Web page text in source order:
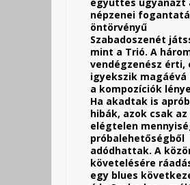
népzenei
öntörvényű
Szabadoszenét
mint a Trió. A
vendégzenész érti,
igyekszik magáévá
a kompozíciók
Ha akadtak is
hibák, azok csak az
elégtelen
próbalehetőségből
adódhattak. A
követelésére
egy blues